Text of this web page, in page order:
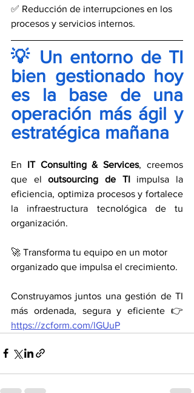
✅ Reducción de interrupciones en los
procesos y servicios internos.
💡 Un entorno de TI
bien gestionado hoy
es la base de una
operación más ágil y
estratégica mañana
En IT Consulting & Services, creemos
que el outsourcing de TI impulsa la
eficiencia, optimiza procesos y fortalece
la infraestructura tecnológica de tu
organización.
🚀 Transforma tu equipo en un motor
organizado que impulsa el crecimiento.
Construyamos juntos una gestión de TI
https://zcform.com/lGUuP